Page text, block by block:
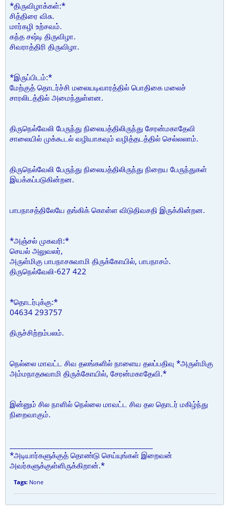
*திருவிழாக்கள்:*
சித்திரை விசு.
மார்கழி உற்சவம்.
கந்த சஷ்டி திருவிழா.
சிவராத்திரி திருவிழா.
*இருப்பிடம்:*
மேற்குத் தொடர்ச்சி மலையடிவாரத்தில் பொதிகை மலைச்
சாரலிடத்தில் அமைந்துள்ளன.
திருநெல்வேலி பேருந்து நிலையத்திலிருந்து சேரன்மகாதேவி
சாலையில் முக்கூடல் வழியாகவும் வழித்தடத்தில் செல்லலாம்.
திருநெல்வேலி பேருந்து நிலையத்திலிருந்து நிறைய பேருந்துகள்
இயக்கப்படுகின்றன.
பாபநாசத்திலேயே தங்கிக் கொள்ள விடுதிவசதி இருக்கின்றன.
*அஞ்சல் முகவரி:*
செயல் அலுவலர்,
அருள்மிகு பாபநாசசுவாமி திருக்கோயில், பாபநாசம்.
திருநெல்வேலி-627 422
*தொடர்புக்கு:*
04634 293757
திருச்சிற்றம்பலம்.
நெல்லை மாவட்ட சிவ தலங்களில் நாளைய தலப்பதிவு *அருள்மிகு
அம்மநாதசுவாமி திருக்கோயில், சேரன்மகாதேவி.*
இன்னும் சில நாளில் நெல்லை மாவட்ட சிவ தல தொடர் மகிழ்ந்து
நிறைவாகும்.
*அடியார்களுக்குத் தொண்டு செய்யுங்கள் இறைவன்
அவர்களுக்குள்ளிருக்கிறான்.*
Tags: None